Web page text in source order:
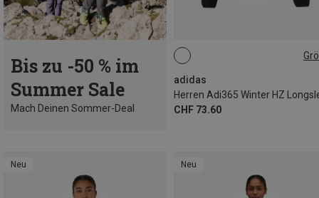
Bis zu -50 % im
Summer Sale
Mach Deinen Sommer-Deal
adidas
CHF 73.60
S
Neu Neu